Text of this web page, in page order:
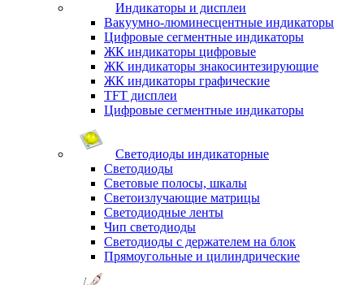
Индикаторы и дисплеи
Вакуумно-люминесцентные индикаторы
Цифровые сегментные индикаторы
ЖК индикаторы цифровые
ЖК индикаторы знакосинтезирующие
ЖК индикаторы графические
TFT дисплеи
Цифровые сегментные индикаторы
Светодиоды индикаторные
Светодиоды
Световые полосы, шкалы
Светоизлучающие матрицы
Светодиодные ленты
Чип светодиоды
Светодиоды с держателем на блок
Прямоугольные и цилиндрические